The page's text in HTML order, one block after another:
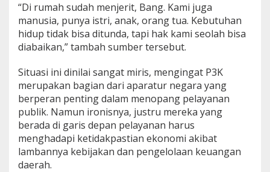
“Di rumah sudah menjerit, Bang. Kami juga
manusia, punya istri, anak, orang tua. Kebutuhan
hidup tidak bisa ditunda, tapi hak kami seolah bisa
diabaikan,” tambah sumber tersebut.
Situasi ini dinilai sangat miris, mengingat P3K
merupakan bagian dari aparatur negara yang
berperan penting dalam menopang pelayanan
publik. Namun ironisnya, justru mereka yang
berada di garis depan pelayanan harus
menghadapi ketidakpastian ekonomi akibat
lambannya kebijakan dan pengelolaan keuangan
daerah.